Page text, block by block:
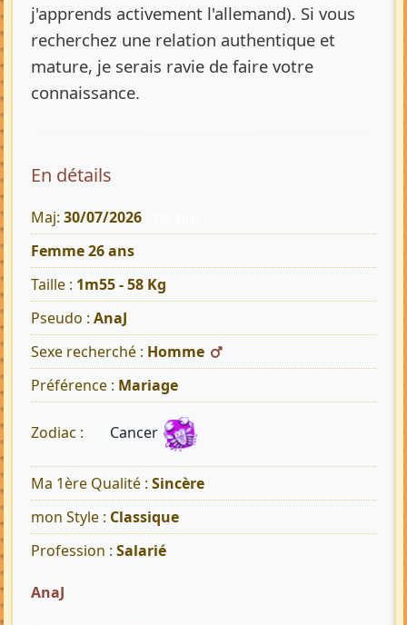
j'apprends activement l'allemand). Si vous
recherchez une relation authentique et
mature, je serais ravie de faire votre
connaissance.
En détails
Maj: 30/07/2026
Femme 26 ans
Taille : 1m55 - 58 Kg
Pseudo : AnaJ
Sexe recherché : Homme
Préférence : Mariage
Zodiac : Cancer
Ma 1ère Qualité : Sincère
mon Style : Classique
Profession : Salarié
AnaJ